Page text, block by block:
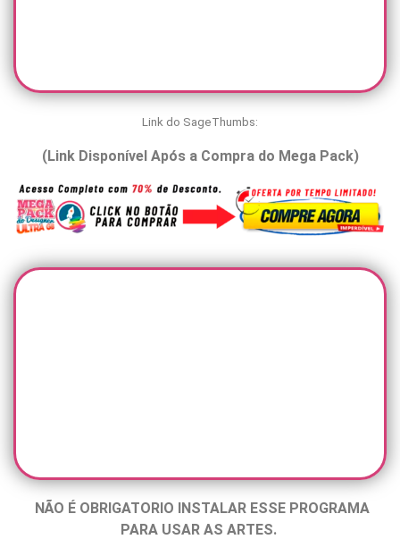
Link do SageThumbs:
(Link Disponível Após a Compra do Mega Pack)
NÃO É OBRIGATORIO INSTALAR ESSE PROGRAMA
PARA USAR AS ARTES.